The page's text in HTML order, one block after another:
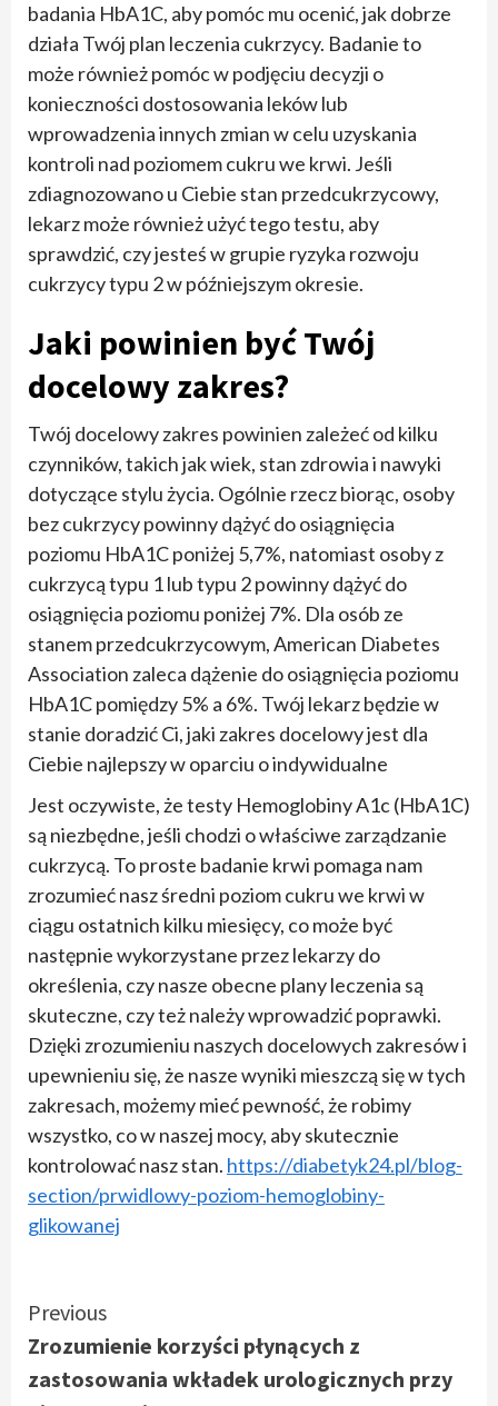
badania HbA1C, aby pomóc mu ocenić, jak dobrze
działa Twój plan leczenia cukrzycy. Badanie to
może również pomóc w podjęciu decyzji o
konieczności dostosowania leków lub
wprowadzenia innych zmian w celu uzyskania
kontroli nad poziomem cukru we krwi. Jeśli
zdiagnozowano u Ciebie stan przedcukrzycowy,
lekarz może również użyć tego testu, aby
sprawdzić, czy jesteś w grupie ryzyka rozwoju
cukrzycy typu 2 w późniejszym okresie.
Jaki powinien być Twój
docelowy zakres?
Twój docelowy zakres powinien zależeć od kilku
czynników, takich jak wiek, stan zdrowia i nawyki
dotyczące stylu życia. Ogólnie rzecz biorąc, osoby
bez cukrzycy powinny dążyć do osiągnięcia
poziomu HbA1C poniżej 5,7%, natomiast osoby z
cukrzycą typu 1 lub typu 2 powinny dążyć do
osiągnięcia poziomu poniżej 7%. Dla osób ze
stanem przedcukrzycowym, American Diabetes
Association zaleca dążenie do osiągnięcia poziomu
HbA1C pomiędzy 5% a 6%. Twój lekarz będzie w
stanie doradzić Ci, jaki zakres docelowy jest dla
Ciebie najlepszy w oparciu o indywidualne
Jest oczywiste, że testy Hemoglobiny A1c (HbA1C)
są niezbędne, jeśli chodzi o właściwe zarządzanie
cukrzycą. To proste badanie krwi pomaga nam
zrozumieć nasz średni poziom cukru we krwi w
ciągu ostatnich kilku miesięcy, co może być
następnie wykorzystane przez lekarzy do
określenia, czy nasze obecne plany leczenia są
skuteczne, czy też należy wprowadzić poprawki.
Dzięki zrozumieniu naszych docelowych zakresów i
upewnieniu się, że nasze wyniki mieszczą się w tych
zakresach, możemy mieć pewność, że robimy
wszystko, co w naszej mocy, aby skutecznie
kontrolować nasz stan. https://diabetyk24.pl/blog-
section/prwidlowy-poziom-hemoglobiny-
glikowanej
Continue
Reading
Previous
Zrozumienie korzyści płynących z
zastosowania wkładek urologicznych przy